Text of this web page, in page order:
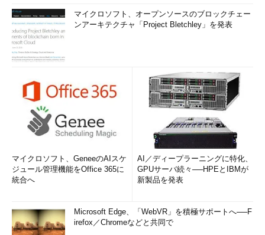
マイクロソフト、オープンソースのブロックチェー
ンアーキテクチャ「Project Bletchley」を発表
マイクロソフト、GeneeのAIスケ
ジュール管理機能をOffice 365に
統合へ
AI／ディープラーニングに特化、
GPUサーバ続々──HPEとIBMが
新製品を発表
Microsoft Edge、「WebVR」を積極サポートへ──F
irefox／Chromeなどと共同で